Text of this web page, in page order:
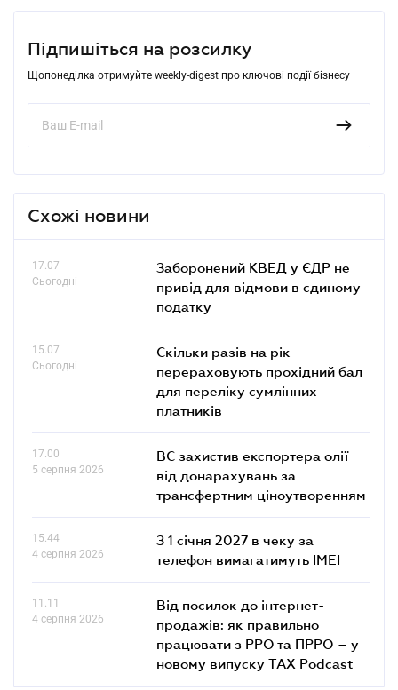
Підпишіться на розсилку
Щопонеділка отримуйте weekly-digest про ключові події бізнесу
Схожі новини
17.07
Сьогодні
Заборонений КВЕД у ЄДР не
привід для відмови в єдиному
податку
15.07
Сьогодні
Скільки разів на рік
перераховують прохідний бал
для переліку сумлінних
платників
17.00
5 серпня 2026
ВС захистив експортера олії
від донарахувань за
трансфертним ціноутворенням
15.44
4 серпня 2026
З 1 січня 2027 в чеку за
телефон вимагатимуть IMEI
11.11
4 серпня 2026
Від посилок до інтернет-
продажів: як правильно
працювати з РРО та ПРРО – у
новому випуску TAX Podcast